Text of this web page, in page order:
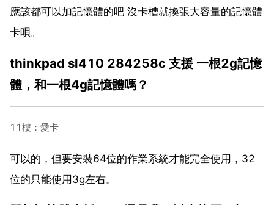
應該都可以加記憶體的吧 沒卡槽就換張大容量的記憶體
卡唄。
thinkpad sl410 284258c 支援 一根2g記憶
體，和一根4g記憶體嗎？
11樓：愛卡
可以的，但要安裝64位的作業系統才能完全使用，32
位的只能使用3g左右。